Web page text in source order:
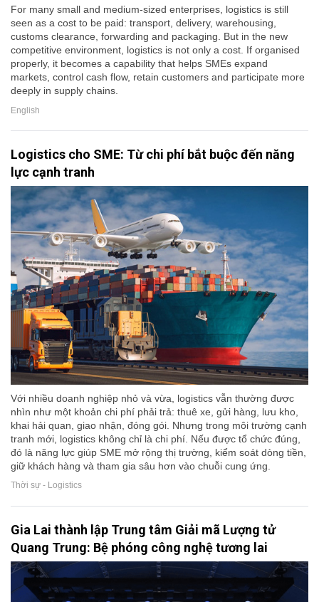
For many small and medium-sized enterprises, logistics is still
seen as a cost to be paid: transport, delivery, warehousing,
customs clearance, forwarding and packaging. But in the new
competitive environment, logistics is not only a cost. If organised
properly, it becomes a capability that helps SMEs expand
markets, control cash flow, retain customers and participate more
deeply in supply chains.
English
Logistics cho SME: Từ chi phí bắt buộc đến năng
lực cạnh tranh
Với nhiều doanh nghiệp nhỏ và vừa, logistics vẫn thường được
nhìn như một khoản chi phí phải trả: thuê xe, gửi hàng, lưu kho,
khai hải quan, giao nhận, đóng gói. Nhưng trong môi trường cạnh
tranh mới, logistics không chỉ là chi phí. Nếu được tổ chức đúng,
đó là năng lực giúp SME mở rộng thị trường, kiểm soát dòng tiền,
giữ khách hàng và tham gia sâu hơn vào chuỗi cung ứng.
Thời sự - Logistics
Gia Lai thành lập Trung tâm Giải mã Lượng tử
Quang Trung: Bệ phóng công nghệ tương lai